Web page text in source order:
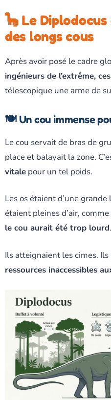
🦕 Le
des longs cous
Après avoir posé le cadre
ingénieurs de l’extrême,
télescopique une arme de
🍽️ Un cou immense
Le cou servait de bras de
place et balayait la zone.
vitale pour un tel poids.
Les os étaient d’une
étaient pleines d’air,
le cou aurait été trop lourd.
Ils atteignaient les cimes.
ressources inaccessibles